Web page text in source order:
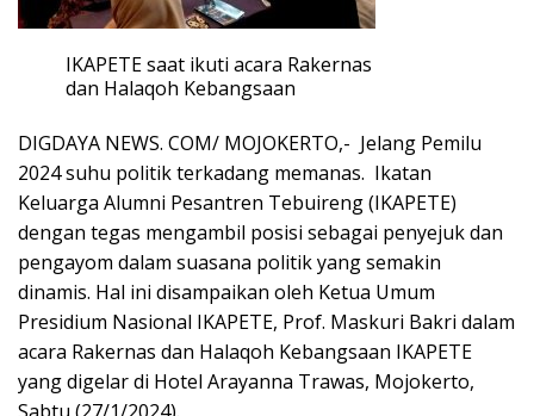
IKAPETE saat ikuti acara Rakernas
dan Halaqoh Kebangsaan
DIGDAYA NEWS. COM/ MOJOKERTO,- Jelang Pemilu
2024 suhu politik terkadang memanas. Ikatan
Keluarga Alumni Pesantren Tebuireng (IKAPETE)
dengan tegas mengambil posisi sebagai penyejuk dan
pengayom dalam suasana politik yang semakin
dinamis. Hal ini disampaikan oleh Ketua Umum
Presidium Nasional IKAPETE, Prof. Maskuri Bakri dalam
acara Rakernas dan Halaqoh Kebangsaan IKAPETE
yang digelar di Hotel Arayanna Trawas, Mojokerto,